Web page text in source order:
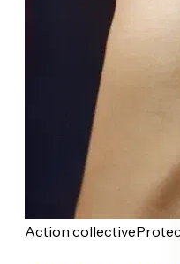
Action collective